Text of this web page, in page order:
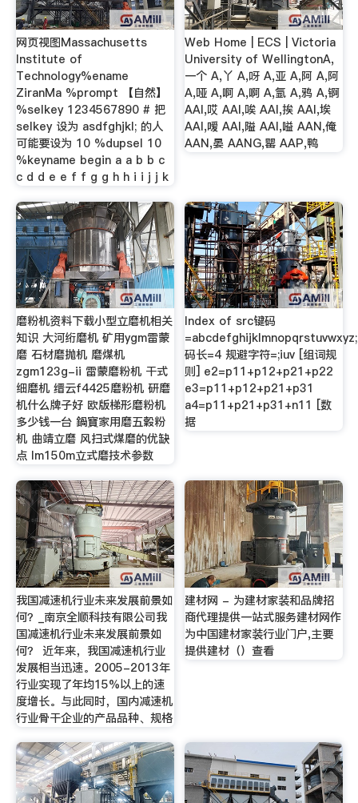
网页视图Massachusetts
Institute of
Technology%ename
ZiranMa %prompt 【自然】
%selkey 1234567890 # 把
selkey 设为 asdfghjkl; 的人
可能要设为 10 %dupsel 10
%keyname begin a a b b c
c d d e e f f g g h h i i j j k
Web Home | ECS | Victoria
University of WellingtonA,
一个 A,丫 A,呀 A,亚 A,阿 A,阿
A,哑 A,啊 A,啊 A,氩 A,鸦 A,锕
AAI,哎 AAI,唉 AAI,挨 AAI,埃
AAI,嗳 AAI,隘 AAI,嗌 AAN,俺
AAN,晏 AANG,罂 AAP,鸭
磨粉机资料下载小型立磨机相关
知识 大河绗磨机 矿用ygm雷蒙
磨 石材磨抛机 磨煤机
zgm123g-ii 雷蒙磨粉机 干式
细磨机 缙云f4425磨粉机 研磨
机什么牌子好 欧版梯形磨粉机
多少钱一台 鍋寶家用磨五穀粉
机 曲靖立磨 风扫式煤磨的优缺
点 lm150m立式磨技术参数
Index of src键码
码长=4 规避字符=;iuv [组词规
则] e2=p11+p12+p21+p22
e3=p11+p12+p21+p31
a4=p11+p21+p31+n11 [数
据
我国减速机行业未来发展前景如
何？_南京全顺科技有限公司我
国减速机行业未来发展前景如
何？ 近年来，我国减速机行业
发展相当迅速。2005-2013年
行业实现了年均15%以上的速
度增长。与此同时，国内减速机
行业骨干企业的产品品种、规格
建材网 - 为建材家装和品牌招
商代理提供一站式服务建材网作
为中国建材家装行业门户,主要
提供建材（）查看